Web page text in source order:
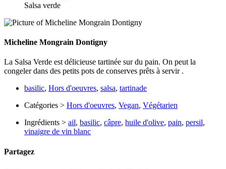
Salsa verde
Micheline Mongrain Dontigny
La Salsa Verde est délicieuse tartinée sur du pain. On peut la
congeler dans des petits pots de conserves prêts à servir .
basilic, Hors d'oeuvres, salsa, tartinade
Catégories > Hors d'oeuvres, Vegan, Végétarien
Ingrédients > ail, basilic, câpre, huile d'olive, pain, persil,
vinaigre de vin blanc
Partagez